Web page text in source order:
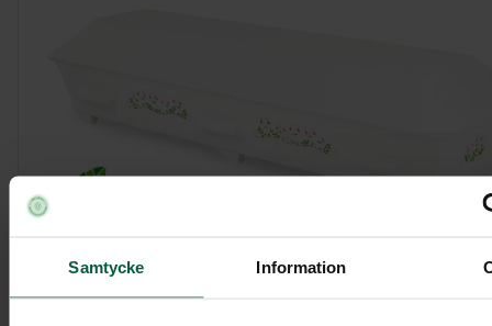
Samtycke Information